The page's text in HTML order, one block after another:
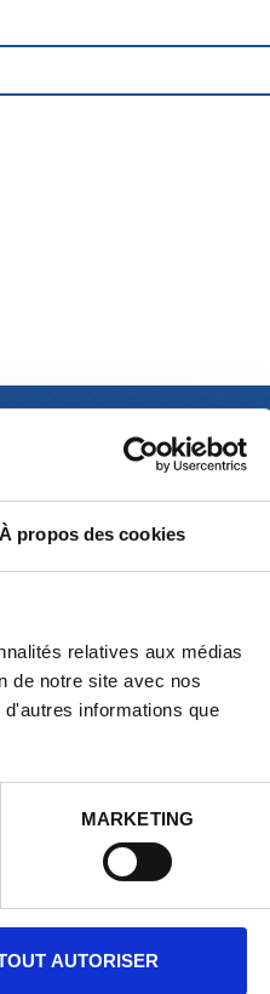
À propos des cookies
relatives aux médias
de notre site avec nos
informations que
MARKETING
AUTORISER
POUR FÉDÉRER VOS
le dépassement de soi, le fun et la
à tous, sans expérience préalable
disposition un coordinateur
dédié à la préparation et
DE